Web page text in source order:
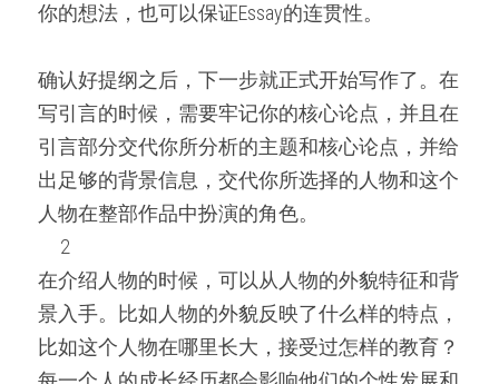
你的想法，也可以保证Essay的连贯性。
确认好提纲之后，下一步就正式开始写作了。在
写引言的时候，需要牢记你的核心论点，并且在
引言部分交代你所分析的主题和核心论点，并给
出足够的背景信息，交代你所选择的人物和这个
人物在整部作品中扮演的角色。
     2
在介绍人物的时候，可以从人物的外貌特征和背
景入手。比如人物的外貌反映了什么样的特点，
比如这个人物在哪里长大，接受过怎样的教育？